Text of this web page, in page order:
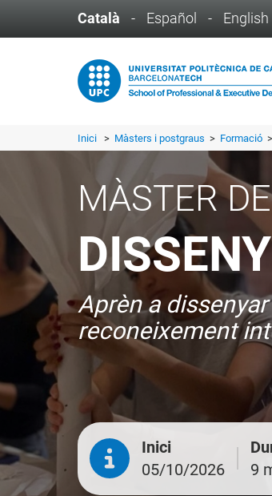
Català - Español - English
Inici > Màsters i postgraus > Formació >
MÀSTER
Aprèn a
reconeixement
Inici
05/10/2026
9